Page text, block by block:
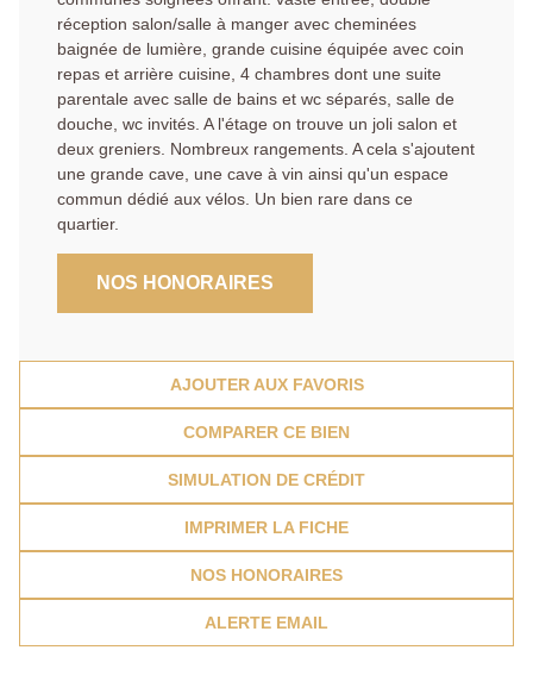
réception salon/salle à manger avec cheminées
baignée de lumière, grande cuisine équipée avec coin
repas et arrière cuisine, 4 chambres dont une suite
parentale avec salle de bains et wc séparés, salle de
douche, wc invités. A l'étage on trouve un joli salon et
deux greniers. Nombreux rangements. A cela s'ajoutent
une grande cave, une cave à vin ainsi qu'un espace
commun dédié aux vélos. Un bien rare dans ce
quartier.
NOS HONORAIRES
AJOUTER AUX FAVORIS
COMPARER CE BIEN
SIMULATION DE CRÉDIT
IMPRIMER LA FICHE
NOS HONORAIRES
ALERTE EMAIL